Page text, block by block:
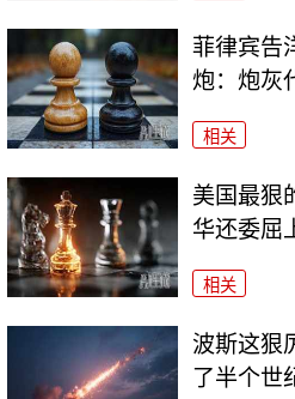
菲律宾告
炮：炮灰
相关
美国最狠
华还委屈
相关
波斯这狠
了半个世